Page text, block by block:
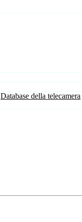
Database della telecamera